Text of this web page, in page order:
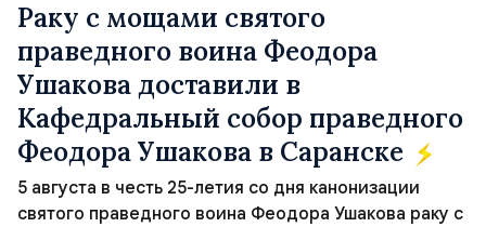
Раку с мощами святого
праведного воина Феодора
Ушакова доставили в
Кафедральный собор праведного
Феодора Ушакова в Саранске
5 августа в честь 25-летия со дня канонизации
святого праведного воина Феодора Ушакова раку с